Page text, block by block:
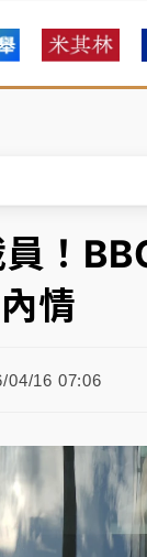
劇烈降雨 東部
始末曝！律師
子手鐶拄拐杖現
霸戰桃園 公開
下午4時強制
防劇烈降雨 東
員！
情
04/16 07:06